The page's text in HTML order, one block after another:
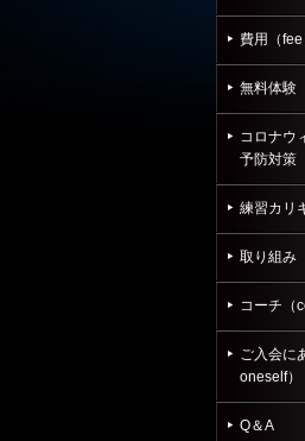
費用（fee
無料体
コロナウ
予防対策
練習カリ
取り組み
コーチ（
ご入会に
oneself）
Q＆A